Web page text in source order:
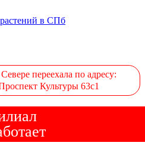
в СПб
переехала по адресу:
Культуры 63с1